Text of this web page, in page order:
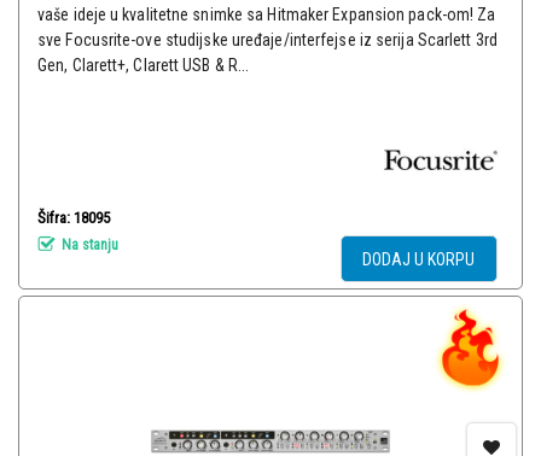
vaše ideje u kvalitetne snimke sa Hitmaker Expansion pack-om! Za
sve Focusrite-ove studijske uređaje/interfejse iz serija Scarlett 3rd
Gen, Clarett+, Clarett USB & R...
Šifra: 18095
Na stanju
DODAJ U KORPU